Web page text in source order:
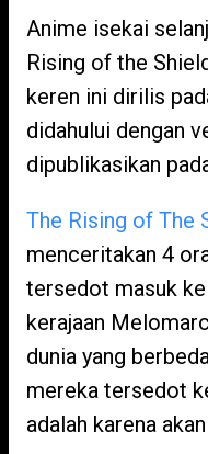
Anime isekai
Rising of the
keren ini dirilis
didahului dengan
dipublikasikan
The Rising of The
menceritakan 4
tersedot masuk
kerajaan
dunia yang
mereka tersedot
adalah karena